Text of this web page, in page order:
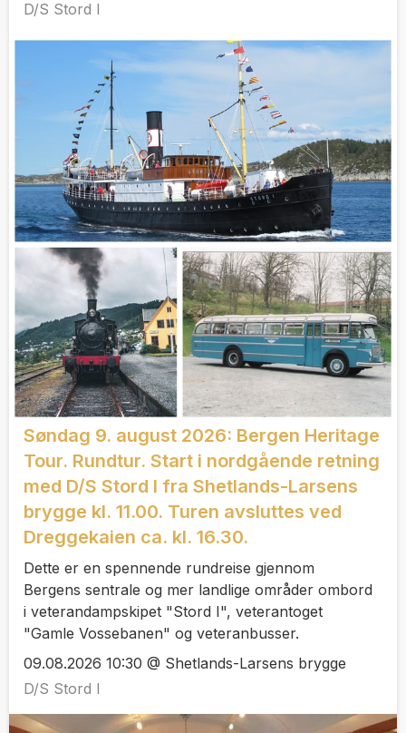
D/S Stord I
Søndag 9. august 2026: Bergen Heritage
Tour. Rundtur. Start i nordgående retning
med D/S Stord I fra Shetlands-Larsens
brygge kl. 11.00. Turen avsluttes ved
Dreggekaien ca. kl. 16.30.
Dette er en spennende rundreise gjennom
Bergens sentrale og mer landlige områder ombord
i veterandampskipet "Stord I", veterantoget
"Gamle Vossebanen" og veteranbusser.
09.08.2026 10:30 @ Shetlands-Larsens brygge
D/S Stord I